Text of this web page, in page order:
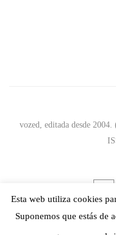
vozed, editada desde
Esta web utiliza cookies
Suponemos que estás de